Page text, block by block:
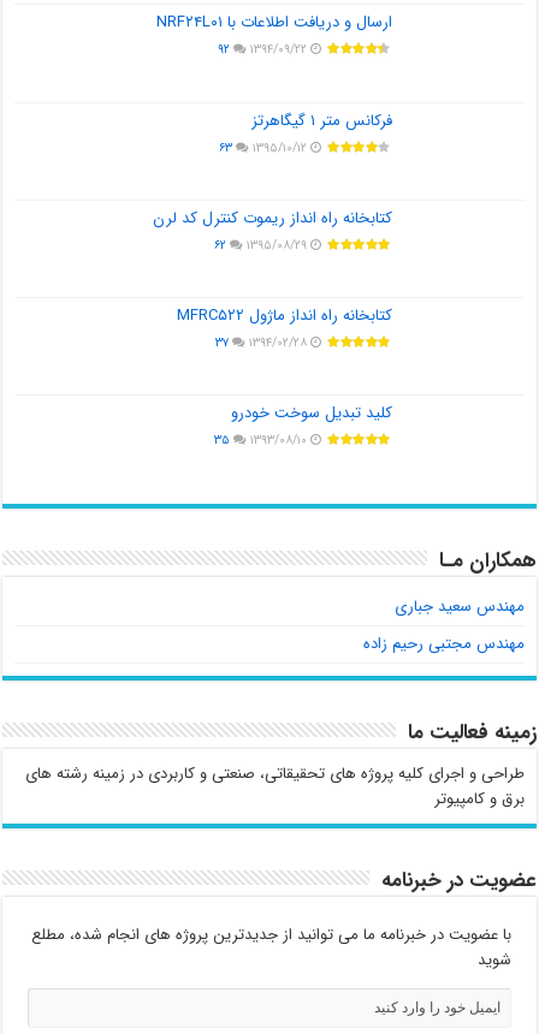
ارسال و دریافت اطلاعات با NRF۲۴L۰۱
۱۳۹۴/۰۹/۲۲ ۹۲
فرکانس متر ۱ گیگاهرتز
۱۳۹۵/۱۰/۱۲ ۶۳
کتابخانه راه انداز ریموت کنترل کد لرن
۱۳۹۵/۰۸/۲۹ ۶۲
کتابخانه راه انداز ماژول MFRC۵۲۲
۱۳۹۴/۰۲/۲۸ ۳۷
کلید تبدیل سوخت خودرو
۱۳۹۳/۰۸/۱۰ ۳۵
همکاران مـا
مهندس سعید جباری
مهندس مجتبی رحیم زاده
زمینه فعالیت ما
طراحی و اجرای کلیه پروژه های تحقیقاتی، صنعتی و کاربردی در زمینه رشته های
برق و کامپیوتر
عضویت در خبرنامه
با عضویت در خبرنامه ما می توانید از جدیدترین پروژه های انجام شده، مطلع
شوید